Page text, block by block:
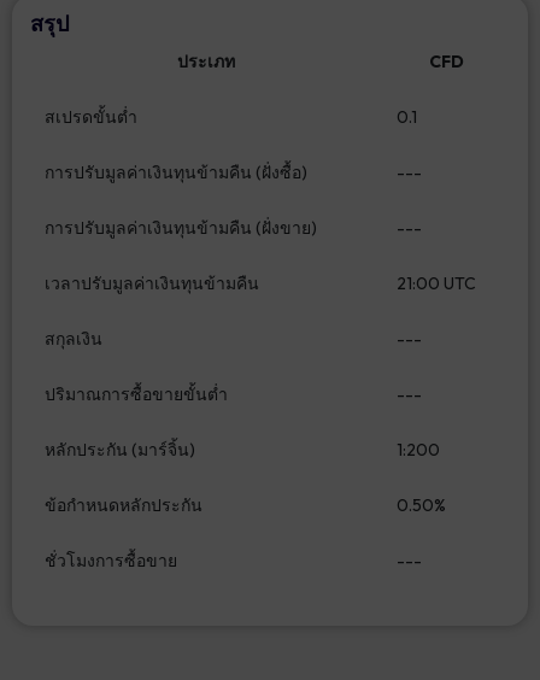
สรุป
ประเภท CFD
สเปรดขั้นต่ำ 0.1
การปรับมูลค่าเงินทุนข้ามคืน (ฝั่งซื้อ) ---
การปรับมูลค่าเงินทุนข้ามคืน (ฝั่งขาย) ---
เวลาปรับมูลค่าเงินทุนข้ามคืน 21:00 UTC
สกุลเงิน ---
ปริมาณการซื้อขายขั้นต่ำ ---
หลักประกัน (มาร์จิ้น) 1:200
ข้อกำหนดหลักประกัน 0.50%
ชั่วโมงการซื้อขาย ---